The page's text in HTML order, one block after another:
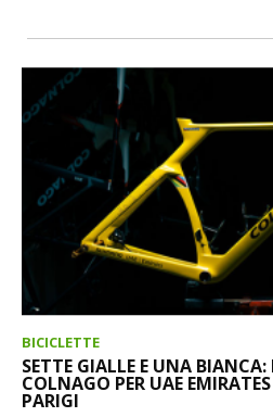
BICICLETTE
SETTE GIALLE E UNA BIANCA:
COLNAGO PER UAE
PARIGI